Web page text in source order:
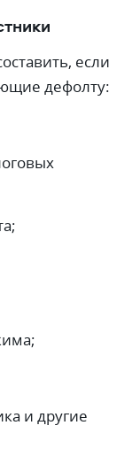
если
дефолту:
и другие